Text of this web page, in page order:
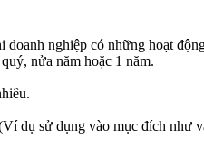
doanh nghiệp có những hoạt
nửa năm hoặc 1 năm.
dụ sử dụng vào mục đích như